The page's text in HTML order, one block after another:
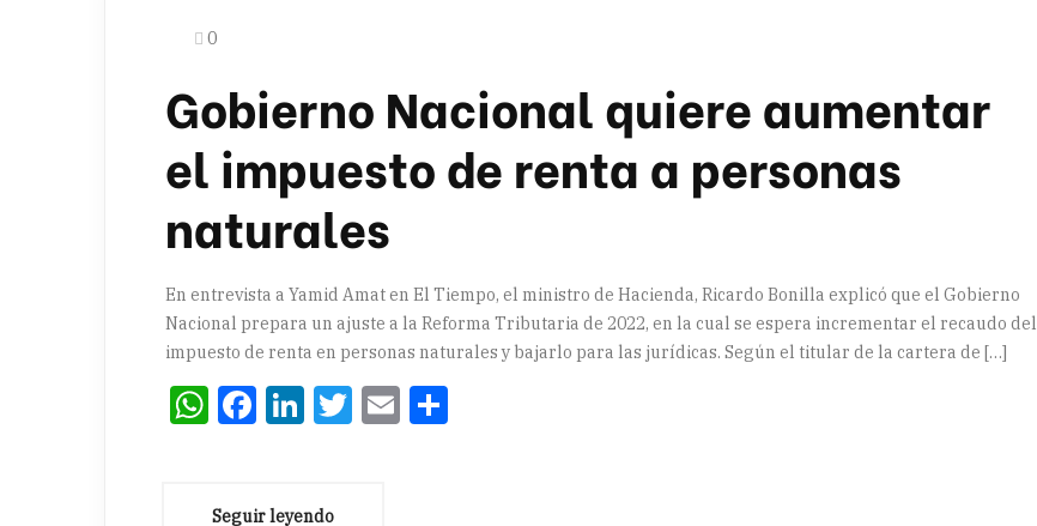
0
Gobierno Nacional quiere aumentar
el impuesto de renta a personas
naturales
En entrevista a Yamid Amat en El Tiempo, el ministro de Hacienda, Ricardo Bonilla explicó que el Gobierno
Nacional prepara un ajuste a la Reforma Tributaria de 2022, en la cual se espera incrementar el recaudo del
impuesto de renta en personas naturales y bajarlo para las jurídicas. Según el titular de la cartera de […]
WhatsApp
Facebook
LinkedIn
Twitter
Email